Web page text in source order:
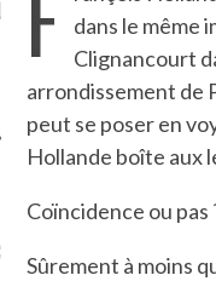
DE L’AMBASSADE
À PARIS.
? POUR QUI ?
MES DERNIERS
SUR FACEBOOK
dans le même
Clignancourt
arrondissement de
peut se poser en
Hollande boîte aux
Coïncidence ou pas
Sûrement à moins